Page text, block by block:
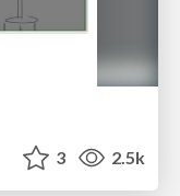
3 2.5k